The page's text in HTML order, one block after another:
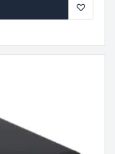
♡